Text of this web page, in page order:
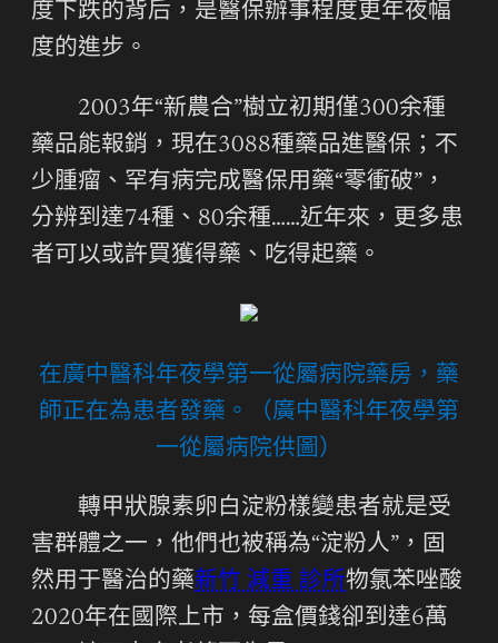
度下跌的背后，是醫保辦事程度更年夜幅
度的進步。
2003年“新農合”樹立初期僅300余種
藥品能報銷，現在3088種藥品進醫保；不
少腫瘤、罕有病完成醫保用藥“零衝破”，
分辨到達74種、80余種……近年來，更多患
者可以或許買獲得藥、吃得起藥。
在廣中醫科年夜學第一從屬病院藥房，藥
師正在為患者發藥。（廣中醫科年夜學第
一從屬病院供圖）
轉甲狀腺素卵白淀粉樣變患者就是受
害群體之一，他們也被稱為“淀粉人”，固
然用于醫治的藥新竹 減重 診所物氯苯唑酸
2020年在國際上市，每盒價錢卻到達6萬